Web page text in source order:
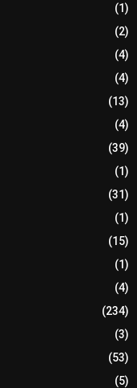
(1)
(2)
(4)
(4)
(13)
(4)
(39)
(1)
(31)
(1)
(15)
(1)
(4)
(234)
(3)
(53)
(5)